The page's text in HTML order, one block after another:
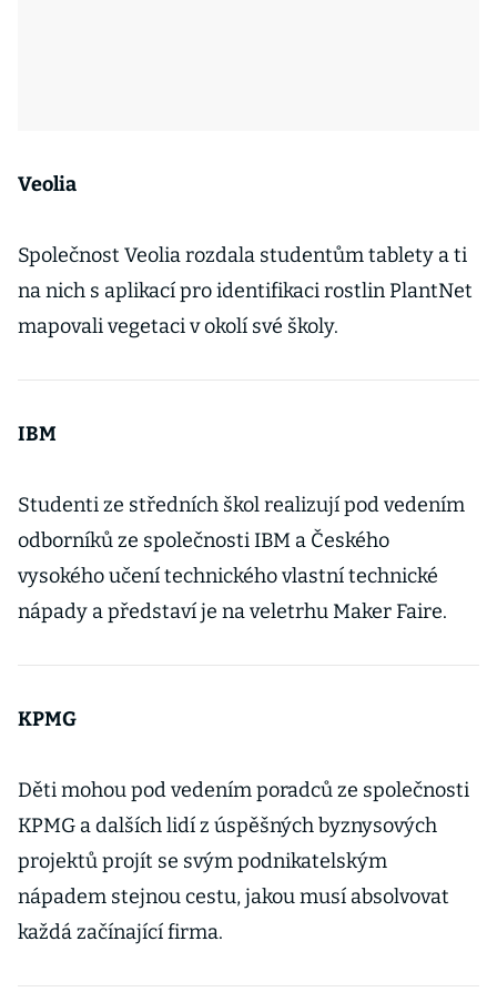
Veolia
Společnost Veolia rozdala studentům tablety a ti
na nich s aplikací pro identifikaci rostlin PlantNet
mapovali vegetaci v okolí své školy.
IBM
Studenti ze středních škol realizují pod vedením
odborníků ze společnosti IBM a Českého
vysokého učení technického vlastní technické
nápady a představí je na veletrhu Maker Faire.
KPMG
Děti mohou pod vedením poradců ze společnosti
KPMG a dalších lidí z úspěšných byznysových
projektů projít se svým podnikatelským
nápadem stejnou cestu, jakou musí absolvovat
každá začínající firma.